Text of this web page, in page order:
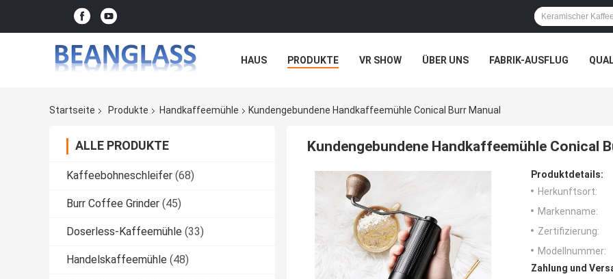
HAUS PRODUKTE VR SHOW ÜBER UNS FABRIK-AUSFLUG
Startseite
Produkte Handkaffeemühle Kundengebundene Handkaffeemühle Conical Burr Manual
ALLE PRODUKTE
Kaffeebohneschleifer (68)
Burr Coffee Grinder (45)
Doserless-Kaffeemühle (33)
Handelskaffeemühle (48)
Kundengebundene Handkaffeemühle Conical
Produktdetails:
Herkunftsort:
Markenname:
Zertifizierung:
Modellnummer:
Zahlung und